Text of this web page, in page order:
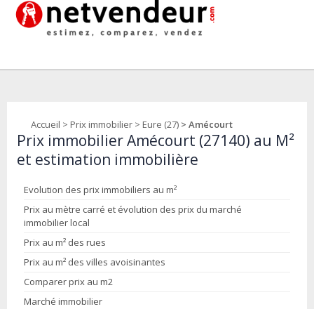
Accueil > Prix immobilier > Eure (27) > Amécourt
Prix immobilier Amécourt (27140) au M²
et estimation immobilière
Evolution des prix immobiliers au m²
Prix au mètre carré et évolution des prix du marché
immobilier local
Prix au m² des rues
Prix au m² des villes avoisinantes
Comparer prix au m2
Marché immobilier